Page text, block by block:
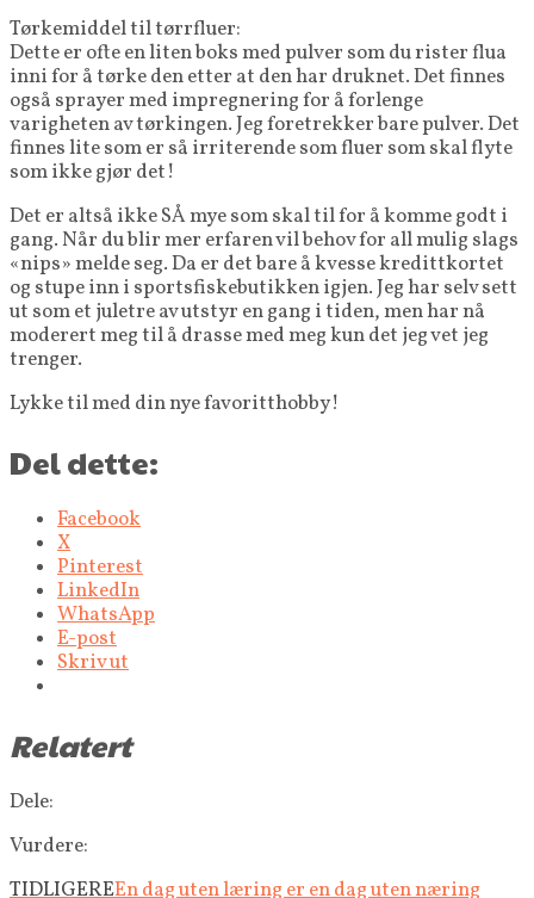
Tørkemiddel til tørrfluer:
Dette er ofte en liten boks med pulver som du rister flua
inni for å tørke den etter at den har druknet. Det finnes
også sprayer med impregnering for å forlenge
varigheten av tørkingen. Jeg foretrekker bare pulver. Det
finnes lite som er så irriterende som fluer som skal flyte
som ikke gjør det!
Det er altså ikke SÅ mye som skal til for å komme godt i
gang. Når du blir mer erfaren vil behov for all mulig slags
«nips» melde seg. Da er det bare å kvesse kredittkortet
og stupe inn i sportsfiskebutikken igjen. Jeg har selv sett
ut som et juletre av utstyr en gang i tiden, men har nå
moderert meg til å drasse med meg kun det jeg vet jeg
trenger.
Lykke til med din nye favoritthobby!
Del dette:
Facebook
X
Pinterest
LinkedIn
WhatsApp
E-post
Skriv ut
Relatert
Dele:
Vurdere:
TIDLIGEREEn dag uten læring er en dag uten næring